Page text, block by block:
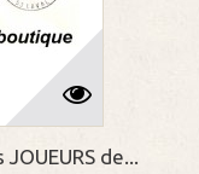
JOUEURS de...